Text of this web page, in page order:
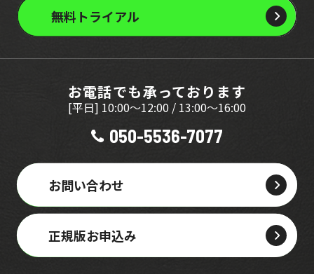
無料トライアル
お電話でも承っております
[平日] 10:00～12:00 / 13:00～16:00
050-5536-7077
お問い合わせ
正規版お申込み